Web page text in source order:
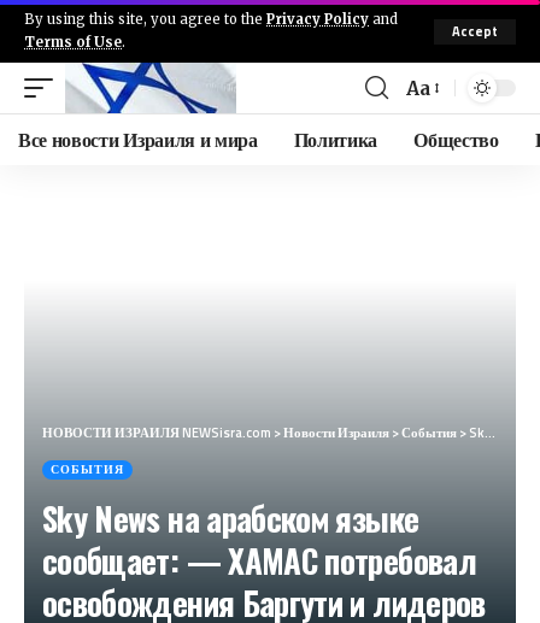
By using this site, you agree to the Privacy Policy and
Terms of Use.
Accept
Aa
Все новости Израиля и мира Политика Общество
НОВОСТИ ИЗРАИЛЯ NEWSisra.com >Новости Израиля>События>Sky News на арабском языке сообщает: — ХАМАС потребовал освобождения Баргути и лидеров группировок Х
СОБЫТИЯ
Sky News на арабском языке
сообщает: — ХАМАС потребовал
освобождения Баргути и лидеров